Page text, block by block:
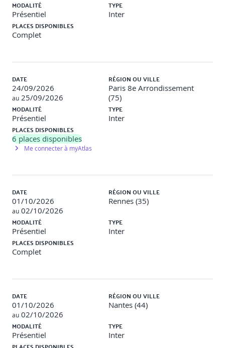
MODALITÉ
Présentiel
TYPE
Inter
PLACES DISPONIBLES
Complet
DATE
24/09/2026
au 25/09/2026
RÉGION OU VILLE
Paris 8e Arrondissement
(75)
MODALITÉ
Présentiel
TYPE
Inter
PLACES DISPONIBLES
6 places disponibles
Me connecter à myAtlas
DATE
01/10/2026
au 02/10/2026
RÉGION OU VILLE
Rennes (35)
MODALITÉ
Présentiel
TYPE
Inter
PLACES DISPONIBLES
Complet
DATE
01/10/2026
au 02/10/2026
RÉGION OU VILLE
Nantes (44)
MODALITÉ
Présentiel
TYPE
Inter